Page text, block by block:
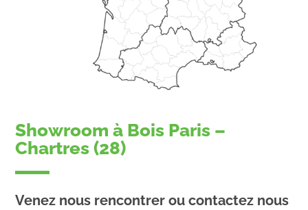
Showroom à Bois Paris –
Chartres (28)
Venez nous rencontrer ou contactez nous